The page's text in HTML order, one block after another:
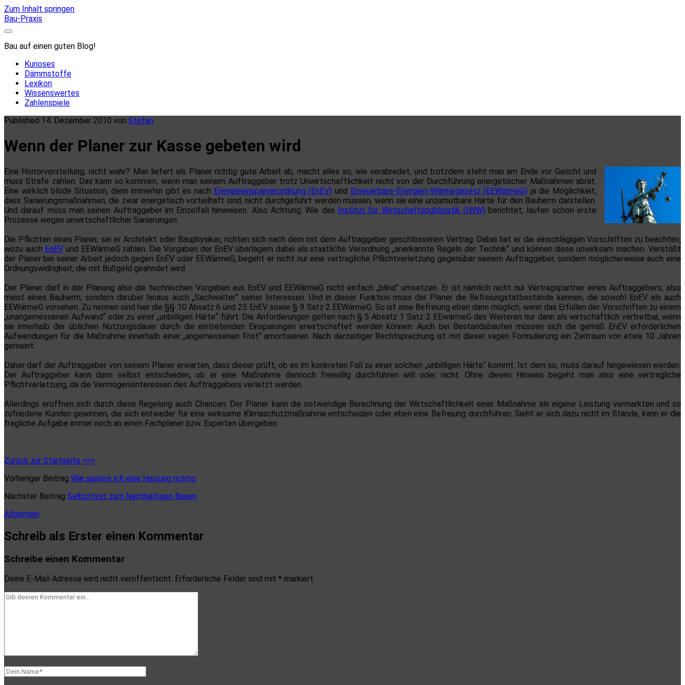
Zum Inhalt springen
Bau-Praxis
Bau auf einen guten Blog!
Kurioses
Dämmstoffe
Lexikon
Wissenswertes
Zahlenspiele
Published 14. Dezember 2010 von Stefan
Wenn der Planer zur Kasse gebeten wird
Eine Horrorvorstellung, nicht wahr? Man liefert als Planer richtig gute Arbeit ab, macht alles so, wie verabredet, und trotzdem steht man am Ende vor Gericht und
muss Strafe zahlen. Das kann so kommen, wenn man seinem Auftraggeber trotz Unwirtschaftlichkeit nicht von der Durchführung energetischer Maßnahmen abrät.
Eine wirklich blöde Situation, denn immerhin gibt es nach Energieeinsparverordnung (EnEV) und Erneuerbare-Energien-Wärmegesetz (EEWärmeG) ja die Möglichkeit,
dass Sanierungsmaßnahmen, die zwar energetisch vorteilhaft sind, nicht durchgeführt werden müssen, wenn sie eine unzumutbare Härte für den Bauherrn darstellen.
Und darauf muss man seinen Auftraggeber im Einzelfall hinweisen. Also Achtung: Wie das Institut für Wirtschaftspublizistik (IWW) berichtet, laufen schon erste
Prozesse wegen unwirtschaftlicher Sanierungen.
Die Pflichten eines Planer, sei er Architekt oder Bauphysiker, richten sich nach dem mit dem Auftraggeber geschlossenen Vertrag. Dabei hat er die einschlägigen Vorschriften zu beachten,
wozu auch EnEVund EEWärmeG zählen. Die Vorgaben der EnEV überlagern dabei als staatliche Verordnung „anerkannte Regeln der Technik“ und können diese unwirksam machen. Verstößt
der Planer bei seiner Arbeit jedoch gegen EnEV oder EEWärmeG, begeht er nicht nur eine vertragliche Pflichtverletzung gegenüber seinem Auftraggeber, sondern möglicherweise auch eine
Ordnungswidrigkeit, die mit Bußgeld geahndet wird.
Der Planer darf in der Planung also die technischen Vorgaben aus EnEV und EEWärmeG nicht einfach „blind“ umsetzen. Er ist nämlich nicht nur Vertragspartner eines Auftraggebers, also
meist eines Bauherrn, sondern darüber hinaus auch „Sachwalter“ seiner Interessen. Und in dieser Funktion muss der Planer die Befreiungstatbestände kennen, die sowohl EnEV als auch
EEWärmeG vorsehen. Zu nennen sind hier die §§ 10 Absatz 6 und 25 EnEV sowie § 9 Satz 2 EEWärmeG. So ist eine Befreiung eben dann möglich, wenn das Erfüllen der Vorschriften zu einem
„unangemessenen Aufwand“ oder zu einer „unbilligen Härte“ führt. Die Anforderungen gelten nach § 5 Absatz 1 Satz 2 EEwärmeG des Weiteren nur dann als wirtschaftlich vertretbar, wenn
sie innerhalb der üblichen Nutzungsdauer durch die eintretenden Einsparungen erwirtschaftet werden können. Auch bei Bestandsbauten müssen sich die gemäß EnEV erforderlichen
Aufwendungen für die Maßnahme innerhalb einer „angemessenen Frist“ amortisieren. Nach derzeitiger Rechtsprechung ist mit dieser vagen Formulierung ein Zeitraum von etwa 10 Jahren
gemeint.
Daher darf der Auftraggeber von seinem Planer erwarten, dass dieser prüft, ob es im konkreten Fall zu einer solchen „unbilligen Härte“ kommt. Ist dem so, muss darauf hingewiesen werden.
Der Auftraggeber kann dann selbst entscheiden, ob er eine Maßnahme dennoch freiwillig durchführen will oder nicht. Ohne diesen Hinweis begeht man also eine vertragliche
Pflichtverletzung, da die Vermögensinteressen des Auftraggebers verletzt werden.
Allerdings eröffnen sich durch diese Regelung auch Chancen: Der Planer kann die notwendige Berechnung der Wirtschaftlichkeit einer Maßnahme als eigene Leistung vermarkten und so
zufriedene Kunden gewinnen, die sich entweder für eine wirksame Klimaschutzmaßnahme entscheiden oder eben eine Befreiung durchführen. Sieht er sich dazu nicht im Stande, kann er die
fragliche Aufgabe immer noch an einen Fachplaner bzw. Experten übergeben.
Zurück zur Startseite >>>
Vorheriger Beitrag Wie saniere ich eine Heizung richtig
Nächster Beitrag Selbsttest zum Nachhaltigen Bauen
Allgemein
Schreib als Erster einen Kommentar
Schreibe einen Kommentar
Deine E-Mail-Adresse wird nicht veröffentlicht. Erforderliche Felder sind mit * markiert
Dein
Dein